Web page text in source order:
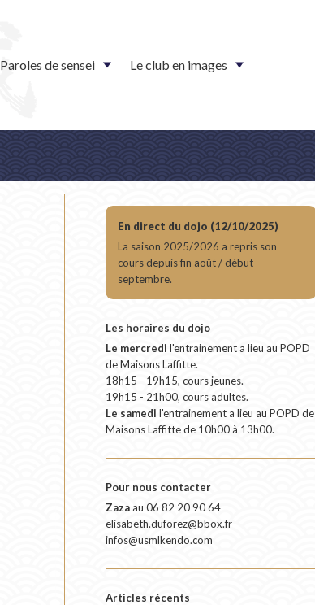
Paroles de sensei Le club en images
En direct du dojo (12/10/2025)
La saison 2025/2026 a repris son
cours depuis fin août / début
septembre.
Les horaires du dojo
Le mercredi l'entrainement a lieu au POPD
de Maisons Laffitte.
18h15 - 19h15, cours jeunes.
19h15 - 21h00, cours adultes.
Le samedi l'entrainement a lieu au POPD de
Maisons Laffitte de 10h00 à 13h00.
Pour nous contacter
Zazaau 06 82 20 90 64
elisabeth.duforez@bbox.fr
infos@usmlkendo.com
Articles récents